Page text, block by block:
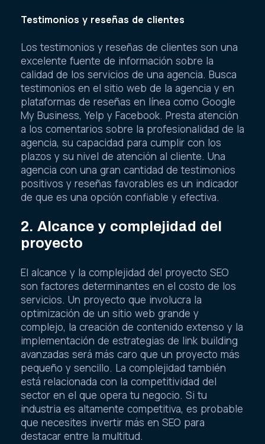
Testimonios y reseñas de clientes
Los testimonios y reseñas de clientes son una
excelente fuente de información sobre la
calidad de los servicios de una agencia. Busca
testimonios en el sitio web de la agencia y en
plataformas de reseñas en línea como Google
My Business, Yelp y Facebook. Presta atención
a los comentarios sobre la profesionalidad de la
agencia, su capacidad para cumplir con los
plazos y su nivel de atención al cliente. Una
agencia con una gran cantidad de testimonios
positivos y reseñas favorables es un indicador
de que es una opción confiable y efectiva.
2. Alcance y complejidad del
proyecto
El alcance y la complejidad del proyecto SEO
son factores determinantes en el costo de los
servicios. Un proyecto que involucra la
optimización de un sitio web grande y
complejo, la creación de contenido extenso y la
implementación de estrategias de link building
avanzadas será más caro que un proyecto más
pequeño y sencillo. La complejidad también
está relacionada con la competitividad del
sector en el que opera tu negocio. Si tu
industria es altamente competitiva, es probable
que necesites invertir más en SEO para
destacar entre la multitud.